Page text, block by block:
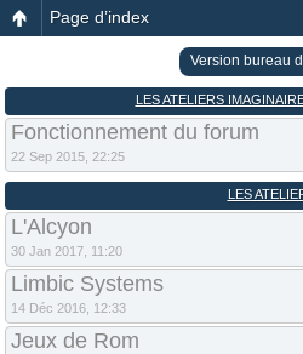
Page d’index
Version bureau
LES ATELIERS
Fonctionnement du forum
22 Sep 2015, 22:25
LES
L'Alcyon
30 Jan 2017, 11:20
Limbic Systems
14 Déc 2016, 12:33
Jeux de Rom